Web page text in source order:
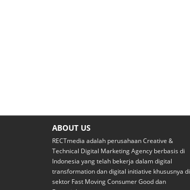
ABOUT US
RECTmedia adalah perusahaan Creative &
Technical Digital Marketing Agency berbasis di
Indonesia yang telah bekerja dalam digital
transformation dan digital initiative khususnya di
sektor Fast Moving Consumer Good dan